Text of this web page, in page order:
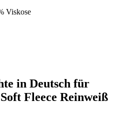
Viskose
in Deutsch für
Fleece Reinweiß